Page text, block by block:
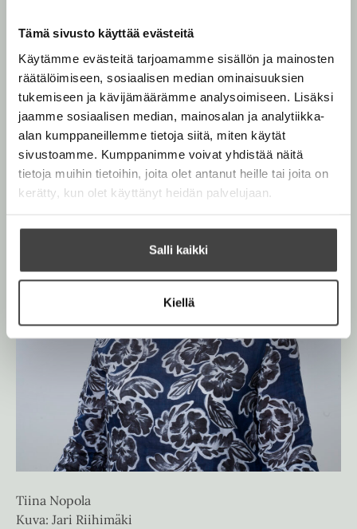
Tämä sivusto käyttää evästeitä
Käytämme evästeitä tarjoamamme sisällön ja mainosten
räätälöimiseen, sosiaalisen median ominaisuuksien
tukemiseen ja kävijämäärämme analysoimiseen. Lisäksi
jaamme sosiaalisen median, mainosalan ja analytiikka-
alan kumppaneillemme tietoja siitä, miten käytät
sivustoamme. Kumppanimme voivat yhdistää näitä
tietoja muihin tietoihin, joita olet antanut heille tai joita on
kerätty, kun olet käyttänyt heidän palvelujaan.
Salli kaikki
Kiellä
n
e
e
n
h
e
e
n
l
a
v
L
i
n
d
a
n
O
h
i
t
a
k
t
O
h
i
t
a
k
t
Tiina Nopola
Kuva: Jari Riihimäki